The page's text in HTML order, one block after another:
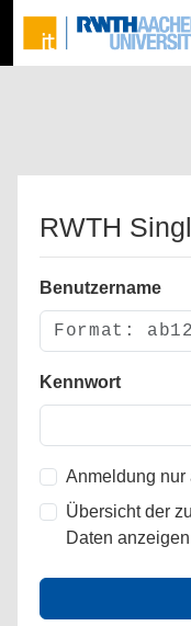
RWTH
Benutzername
Kennwort
Anmeldung nur
Übersicht der
Daten anzeigen